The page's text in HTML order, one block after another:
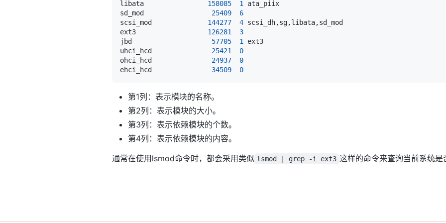
libata 158085 1
sd_mod 25409
6
scsi_mod 144277 4
ext3 126281
3
jbd 57705 1
uhci_hcd 25421
0
ohci_hcd 24937
0
ehci_hcd 34509 0
第1列：表示模块的名称。
第2列：表示模块的大小。
第3列：表示依赖模块的个数。
第4列：表示依赖模块的内容。
通常在使用lsmod命令时，都会采用类似 lsmod | grep -i ext3 这样的命令来查询当前系统是